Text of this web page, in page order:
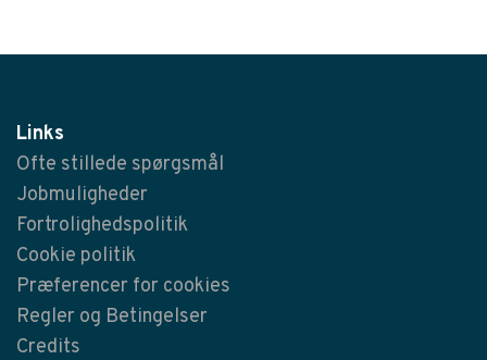
Links
Ofte stillede spørgsmål
Jobmuligheder
Fortrolighedspolitik
Cookie politik
Præferencer for cookies
Regler og Betingelser
Credits